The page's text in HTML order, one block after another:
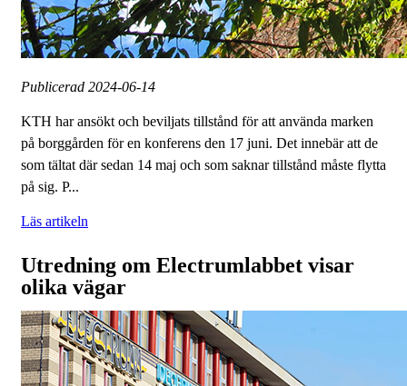
Publicerad 2024-06-14
KTH har ansökt och beviljats tillstånd för att använda marken
på borggården för en konferens den 17 juni. Det innebär att de
som tältat där sedan 14 maj och som saknar tillstånd måste flytta
på sig. P...
Läs artikeln
Utredning om Electrumlabbet visar
olika vägar